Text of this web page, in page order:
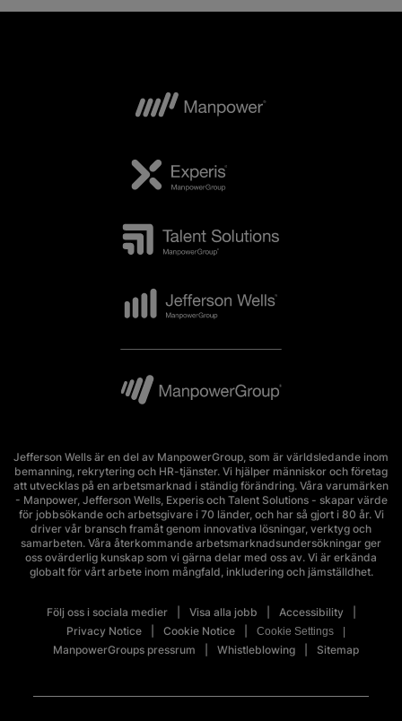
Jefferson Wells är en del av ManpowerGroup, som är världsledande inom
bemanning, rekrytering och HR-tjänster. Vi hjälper människor och företag
att utvecklas på en arbetsmarknad i ständig förändring. Våra varumärken
- Manpower, Jefferson Wells, Experis och Talent Solutions - skapar värde
för jobbsökande och arbetsgivare i 70 länder, och har så gjort i 80 år. Vi
driver vår bransch framåt genom innovativa lösningar, verktyg och
samarbeten. Våra återkommande arbetsmarknadsundersökningar ger
oss ovärderlig kunskap som vi gärna delar med oss av. Vi är erkända
globalt för vårt arbete inom mångfald, inkludering och jämställdhet.
Följ oss i sociala medier Visa alla jobb
Accessibility
Privacy Notice
Cookie Notice Cookie Settings
ManpowerGroups pressrum Whistleblowing Sitemap